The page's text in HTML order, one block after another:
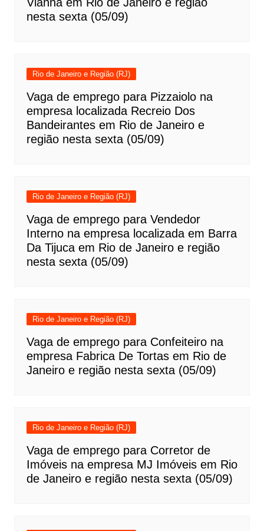
nesta sexta (05/09)
Rio de Janeiro e Região (RJ)
Vaga de emprego para Pizzaiolo na
empresa localizada Recreio Dos
Bandeirantes em Rio de Janeiro e
região nesta sexta (05/09)
Rio de Janeiro e Região (RJ)
Vaga de emprego para Vendedor
Interno na empresa localizada em Barra
Da Tijuca em Rio de Janeiro e região
nesta sexta (05/09)
Rio de Janeiro e Região (RJ)
Vaga de emprego para Confeiteiro na
empresa Fabrica De Tortas em Rio de
Janeiro e região nesta sexta (05/09)
Rio de Janeiro e Região (RJ)
Vaga de emprego para Corretor de
Imóveis na empresa MJ Imóveis em Rio
de Janeiro e região nesta sexta (05/09)